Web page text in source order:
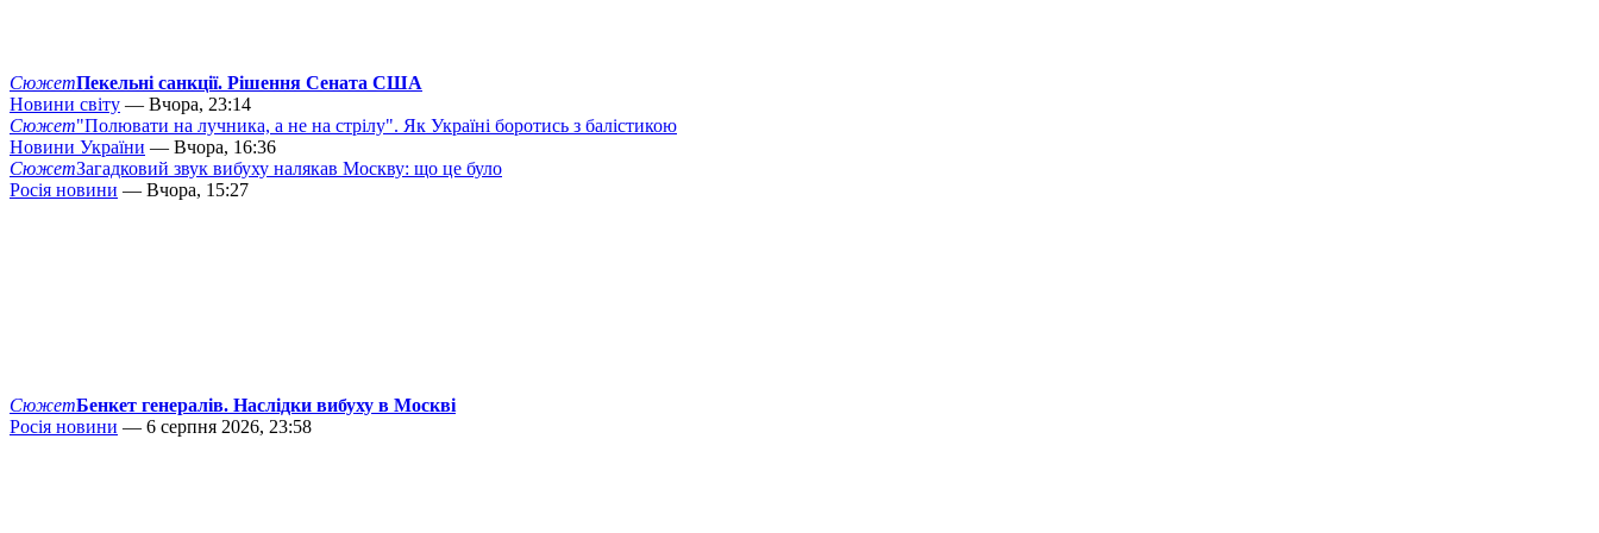
СюжетПекельні санкції. Рішення Сената США
Новини світу — Вчора, 23:14
Сюжет"Полювати на лучника, а не на стрілу". Як Україні боротись з балістикою
Новини України — Вчора, 16:36
СюжетЗагадковий звук вибуху налякав Москву: що це було
Росія новини — Вчора, 15:27
СюжетБенкет генералів. Наслідки вибуху в Москві
Росія новини — 6 серпня 2026, 23:58